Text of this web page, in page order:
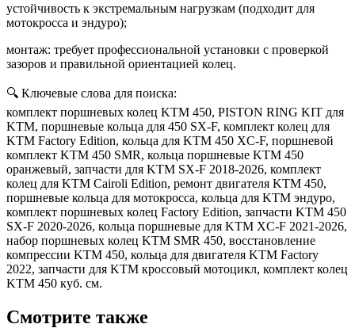
устойчивость к экстремальным нагрузкам (подходит для
мотокросса и эндуро);
монтаж: требует профессиональной установки с проверкой
зазоров и правильной ориентацией колец.
🔍 Ключевые слова для поиска:
комплект поршневых колец KTM 450, PISTON RING KIT для
KTM, поршневые кольца для 450 SX-F, комплект колец для
KTM Factory Edition, кольца для KTM 450 XC-F, поршневой
комплект KTM 450 SMR, кольца поршневые KTM 450
оранжевый, запчасти для KTM SX-F 2018-2026, комплект
колец для KTM Cairoli Edition, ремонт двигателя KTM 450,
поршневые кольца для мотокросса, кольца для KTM эндуро,
комплект поршневых колец Factory Edition, запчасти KTM 450
SX-F 2020-2026, кольца поршневые для KTM XC-F 2021-2026,
набор поршневых колец KTM SMR 450, восстановление
компрессии KTM 450, кольца для двигателя KTM Factory
2022, запчасти для KTM кроссовый мотоцикл, комплект колец
KTM 450 куб. см.
Смотрите также